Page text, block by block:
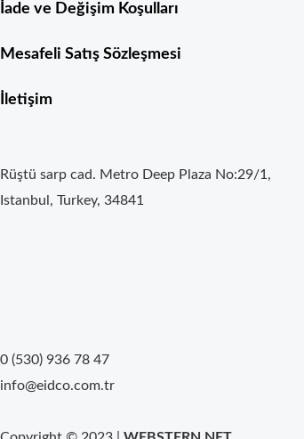
İade ve Değişim Koşulları
Mesafeli Satış Sözleşmesi
İletişim
Rüştü sarp cad. Metro Deep Plaza No:29/1,
Istanbul, Turkey, 34841
0 (530) 936 78 47
info@eidco.com.tr